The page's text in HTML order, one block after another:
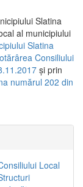
Slatina
al municipiului
Slatina
Consiliului
și prin
numărul 202 din
Local